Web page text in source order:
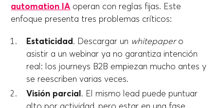
automation IA operan con reglas fijas. Este
enfoque presenta tres problemas críticos:
Estaticidad. Descargar un whitepapero
asistir a un webinar ya no garantiza intención
real: los journeys B2B empiezan mucho antes y
se reescriben varias veces.
Visión parcial. El mismo lead puede puntuar
alto por actividad, pero estar en una fase